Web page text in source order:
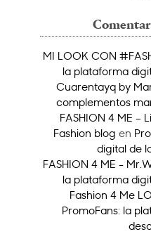
MI LOOK CON
la plataforma
Cuarentayq by
complementos
FASHION 4 ME –
Fashion blog en
digital de
FASHION 4 ME -
la plataforma
Fashion 4 Me
PromoFans: la